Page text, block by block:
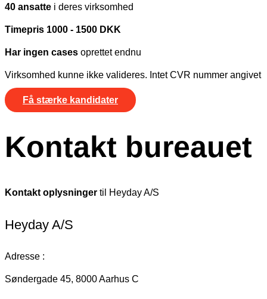
40 ansatte i deres virksomhed
Timepris 1000 - 1500 DKK
Har ingen cases oprettet endnu
Virksomhed kunne ikke valideres. Intet CVR nummer angivet
Få stærke kandidater
Kontakt bureauet
Kontakt oplysninger til Heyday A/S
Heyday A/S
Adresse :
Søndergade 45, 8000 Aarhus C